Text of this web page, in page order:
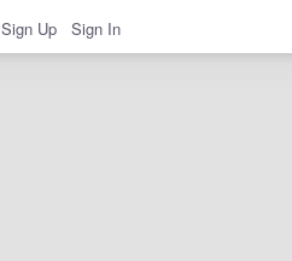
Sign Up Sign In